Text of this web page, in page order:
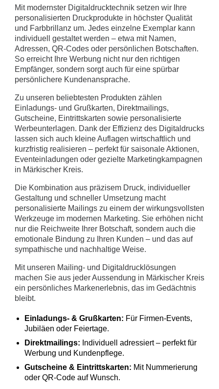
Mit modernster Digitaldrucktechnik setzen wir Ihre
personalisierten Druckprodukte in höchster Qualität
und Farbbrillanz um. Jedes einzelne Exemplar kann
individuell gestaltet werden – etwa mit Namen,
Adressen, QR-Codes oder persönlichen Botschaften.
So erreicht Ihre Werbung nicht nur den richtigen
Empfänger, sondern sorgt auch für eine spürbar
persönlichere Kundenansprache.
Zu unseren beliebtesten Produkten zählen
Einladungs- und Grußkarten, Direktmailings,
Gutscheine, Eintrittskarten sowie personalisierte
Werbeunterlagen. Dank der Effizienz des Digitaldrucks
lassen sich auch kleine Auflagen wirtschaftlich und
kurzfristig realisieren – perfekt für saisonale Aktionen,
Eventeinladungen oder gezielte Marketingkampagnen
in Märkischer Kreis.
Die Kombination aus präzisem Druck, individueller
Gestaltung und schneller Umsetzung macht
personalisierte Mailings zu einem der wirkungsvollsten
Werkzeuge im modernen Marketing. Sie erhöhen nicht
nur die Reichweite Ihrer Botschaft, sondern auch die
emotionale Bindung zu Ihren Kunden – und das auf
sympathische und nachhaltige Weise.
Mit unseren Mailing- und Digitaldrucklösungen
machen Sie aus jeder Aussendung in Märkischer Kreis
ein persönliches Markenerlebnis, das im Gedächtnis
bleibt.
Einladungs- & Grußkarten: Für Firmen-Events,
Jubiläen oder Feiertage.
Direktmailings: Individuell adressiert – perfekt für
Werbung und Kundenpflege.
Gutscheine & Eintrittskarten: Mit Nummerierung
oder QR-Code auf Wunsch.